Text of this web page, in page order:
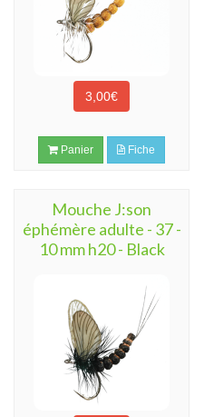
3,00€
Panier Fiche
Mouche J:son
éphémère adulte - 37 -
10 mm h20 - Black